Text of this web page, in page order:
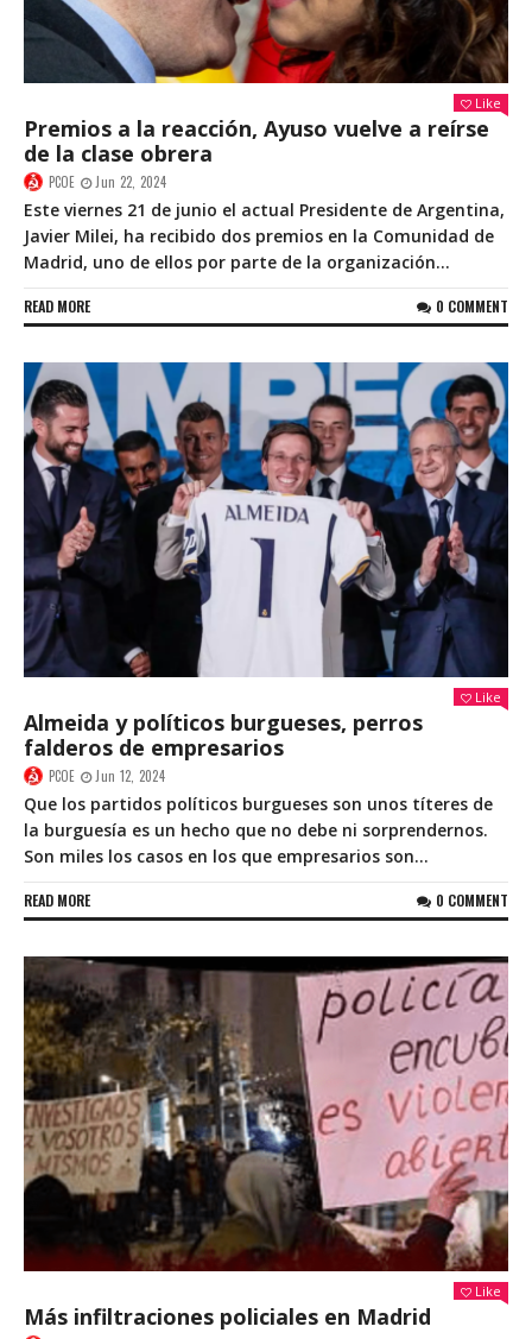
Like
Premios a la reacción, Ayuso vuelve a reírse
de la clase obrera
PCOE Jun 22, 2024
Este viernes 21 de junio el actual Presidente de Argentina,
Javier Milei, ha recibido dos premios en la Comunidad de
Madrid, uno de ellos por parte de la organización...
READ MORE 0 COMMENT
Like
Almeida y políticos burgueses, perros
falderos de empresarios
PCOE Jun 12, 2024
Que los partidos políticos burgueses son unos títeres de
la burguesía es un hecho que no debe ni sorprendernos.
Son miles los casos en los que empresarios son...
READ MORE 0 COMMENT
Like
Más infiltraciones policiales en Madrid